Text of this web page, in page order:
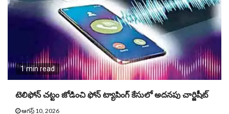
1 min read
టెలిఫోన్ చట్టం జోడించి ఫోన్ ట్యాపింగ్ కేసులో అదనపు చార్జిషీట్
ఆగస్ట్ 10, 2026